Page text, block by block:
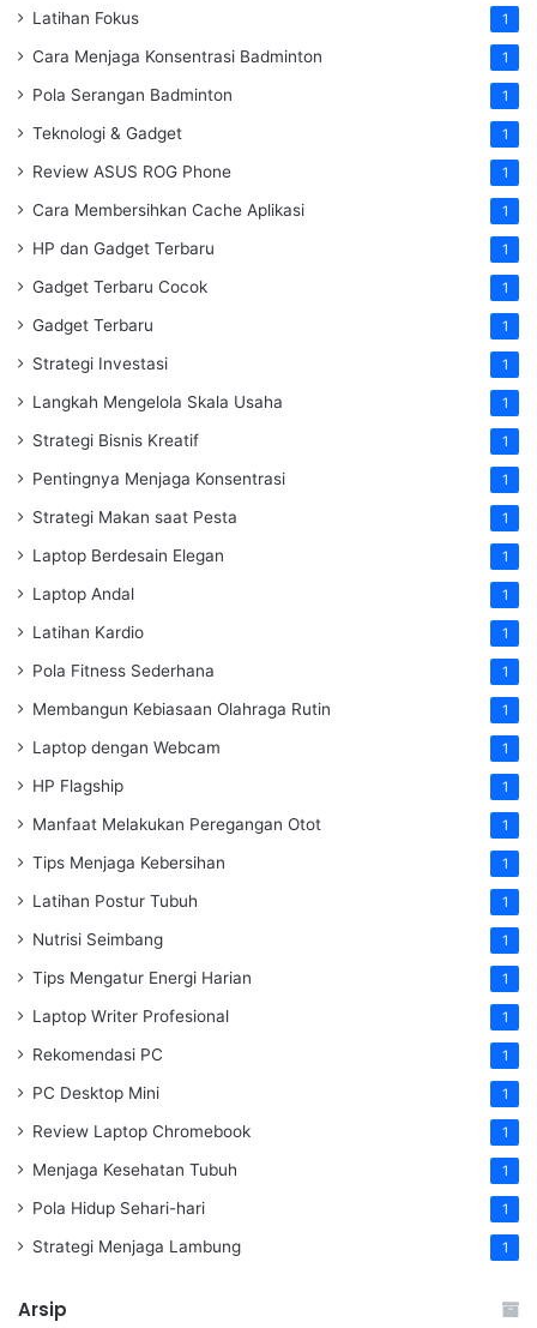
Latihan Fokus 1
Cara Menjaga Konsentrasi Badminton 1
Pola Serangan Badminton 1
Teknologi & Gadget 1
Review ASUS ROG Phone 1
Cara Membersihkan Cache Aplikasi 1
HP dan Gadget Terbaru 1
Gadget Terbaru Cocok 1
Gadget Terbaru 1
Strategi Investasi 1
Langkah Mengelola Skala Usaha 1
Strategi Bisnis Kreatif 1
Pentingnya Menjaga Konsentrasi 1
Strategi Makan saat Pesta 1
Laptop Berdesain Elegan 1
Laptop Andal 1
Latihan Kardio 1
Pola Fitness Sederhana 1
Membangun Kebiasaan Olahraga Rutin 1
Laptop dengan Webcam 1
HP Flagship 1
Manfaat Melakukan Peregangan Otot 1
Tips Menjaga Kebersihan 1
Latihan Postur Tubuh 1
Nutrisi Seimbang 1
Tips Mengatur Energi Harian 1
Laptop Writer Profesional 1
Rekomendasi PC 1
PC Desktop Mini 1
Review Laptop Chromebook 1
Menjaga Kesehatan Tubuh 1
Pola Hidup Sehari-hari 1
Strategi Menjaga Lambung 1
Arsip